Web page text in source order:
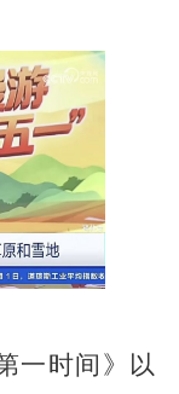
一时间》以